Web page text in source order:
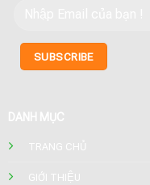
DANH MỤC
TRANG CHỦ
GIỚI THIỆU